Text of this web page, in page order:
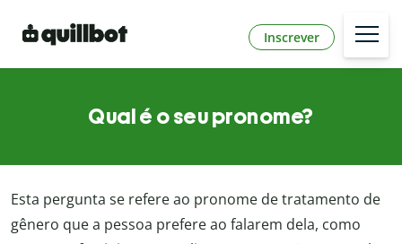
Inscrever
Qual é o seu pronome?
Esta pergunta se refere ao pronome de tratamento de
gênero que a pessoa prefere ao falarem dela, como